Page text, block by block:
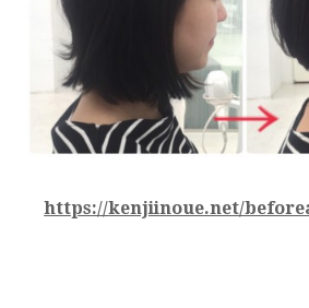
https://kenjiinoue.net/